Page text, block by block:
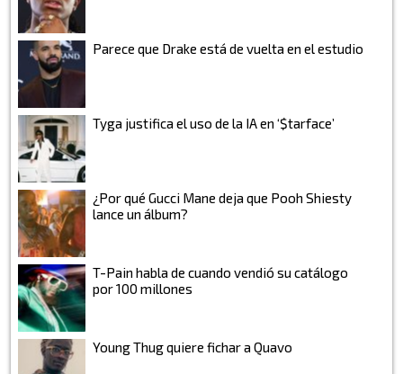
Parece que Drake está de vuelta en el estudio
Tyga justifica el uso de la IA en ‘$tarface’
¿Por qué Gucci Mane deja que Pooh Shiesty
lance un álbum?
T-Pain habla de cuando vendió su catálogo
por 100 millones
Young Thug quiere fichar a Quavo